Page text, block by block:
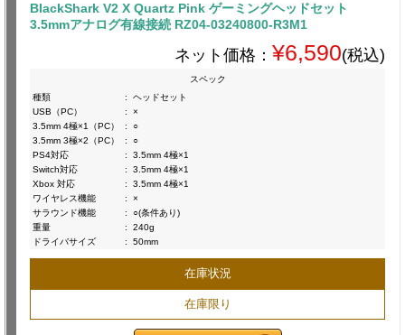
BlackShark V2 X Quartz Pink ゲーミングヘッドセット
3.5mmアナログ有線接続 RZ04-03240800-R3M1
ネット価格： ¥6,590(税込)
スペック
種類
:
ヘッドセット
USB（PC）
:
×
3.5mm 4極×1（PC）
:
○
3.5mm 3極×2（PC）
:
○
PS4対応
:
3.5mm 4極×1
Switch対応
:
3.5mm 4極×1
Xbox 対応
:
3.5mm 4極×1
ワイヤレス機能
:
×
サラウンド機能
:
○(条件あり)
重量
:
240g
ドライバサイズ
: 50mm
在庫状況
在庫限り